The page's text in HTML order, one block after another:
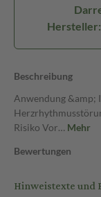
Beschreibung
Anwendung &amp;
Risiko Vor… Mehr
Bewertungen
Hinweistexte und